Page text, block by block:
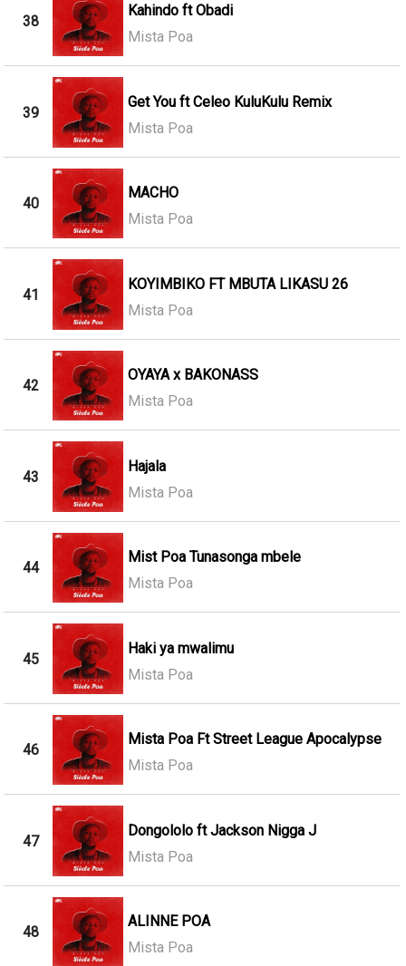
38
Kahindo ft Obadi
Mista Poa
39
Get You ft Celeo KuluKulu Remix
Mista Poa
40
MACHO
Mista Poa
41
KOYIMBIKO FT MBUTA LIKASU 26
Mista Poa
42
OYAYA x BAKONASS
Mista Poa
43
Hajala
Mista Poa
44
Mist Poa Tunasonga mbele
Mista Poa
45
Haki ya mwalimu
Mista Poa
46
Mista Poa Ft Street League Apocalypse
Mista Poa
47
Dongololo ft Jackson Nigga J
Mista Poa
48
ALINNE POA
Mista Poa